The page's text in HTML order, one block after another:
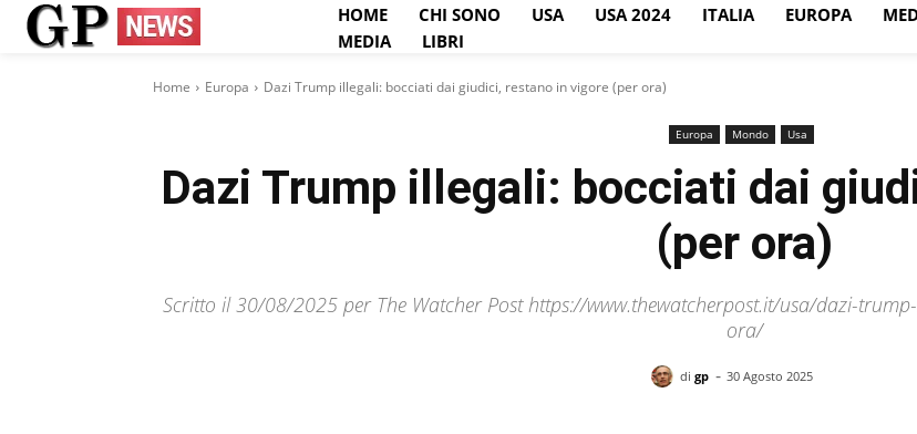
HOME CHI SONO USA USA 2024 ITALIA EUROPA
MEDIA
LIBRI
Home Europa Dazi Trump illegali: bocciati dai giudici, restano in vigore (per ora)
Europa Mondo Usa
Dazi Trump illegali: bocciati dai
(per ora)
Scritto il 30/08/2025 per The Watcher Post https://www.thewatcherpost.it/usa/dazi-
ora/
di gp - 30 Agosto 2025